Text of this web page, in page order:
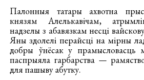
Палонныя татары ахвотна
князям Алелькавічам,
надзелы з абавязкам несці
Яны здолелі перайсці на мірны
добры ўнёсак у прамысловасць
паспрыяла гарбарства —
для пашыву абутку.